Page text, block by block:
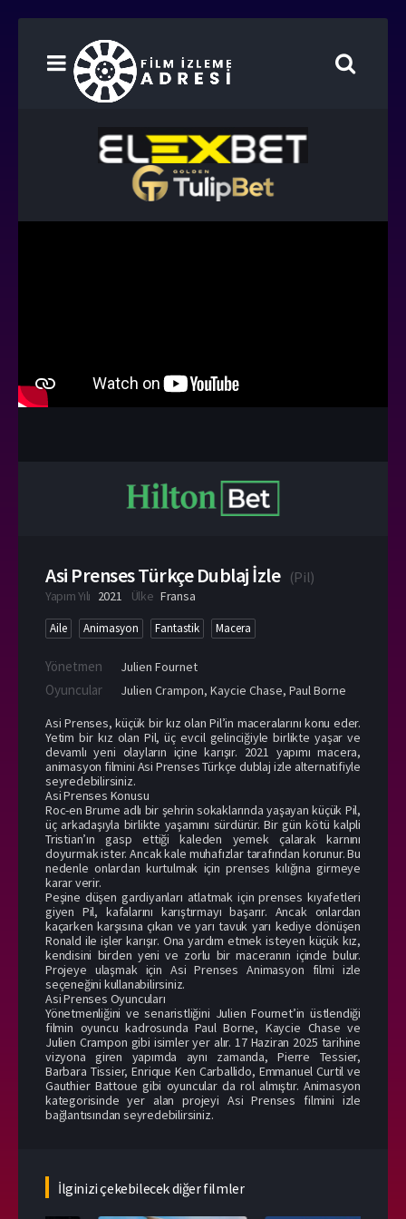
Asi Prenses Türkçe Dublaj İzle (Pil)
Yapım Yılı 2021 Ülke Fransa
Aile Animasyon Fantastik Macera
Yönetmen Julien Fournet
Oyuncular Julien Crampon, Kaycie Chase, Paul Borne
Asi Prenses, küçük bir kız olan Pil’in maceralarını konu eder.
Yetim bir kız olan Pil, üç evcil gelinciğiyle birlikte yaşar ve
devamlı yeni olayların içine karışır. 2021 yapımı macera,
animasyon filmini Asi Prenses Türkçe dublaj izle alternatifiyle
seyredebilirsiniz.
Asi Prenses Konusu
Roc-en Brume adlı bir şehrin sokaklarında yaşayan küçük Pil,
üç arkadaşıyla birlikte yaşamını sürdürür. Bir gün kötü kalpli
Tristian’ın gasp ettiği kaleden yemek çalarak karnını
doyurmak ister. Ancak kale muhafızlar tarafından korunur. Bu
nedenle onlardan kurtulmak için prenses kılığına girmeye
karar verir.
Peşine düşen gardiyanları atlatmak için prenses kıyafetleri
giyen Pil, kafalarını karıştırmayı başarır. Ancak onlardan
kaçarken karşısına çıkan ve yarı tavuk yarı kediye dönüşen
Ronald ile işler karışır. Ona yardım etmek isteyen küçük kız,
kendisini birden yeni ve zorlu bir maceranın içinde bulur.
Projeye ulaşmak için Asi Prenses Animasyon filmi izle
seçeneğini kullanabilirsiniz.
Asi Prenses Oyuncuları
Yönetmenliğini ve senaristliğini Julien Fournet’in üstlendiği
filmin oyuncu kadrosunda Paul Borne, Kaycie Chase ve
Julien Crampon gibi isimler yer alır. 17 Haziran 2025 tarihine
vizyona giren yapımda aynı zamanda, Pierre Tessier,
Barbara Tissier, Enrique Ken Carballido, Emmanuel Curtil ve
Gauthier Battoue gibi oyuncular da rol almıştır. Animasyon
kategorisinde yer alan projeyi Asi Prenses filmini izle
bağlantısından seyredebilirsiniz.
İlginizi çekebilecek diğer filmler